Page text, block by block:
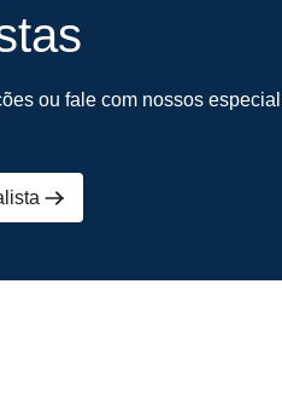
ou fale com nossos